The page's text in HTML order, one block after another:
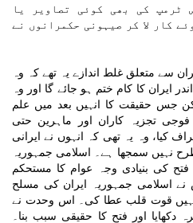
ٹرمپ کی بھی کوئی تصاویر یا
کار لا کر صیہونی حکمرانوں نے
سے متعلق غلط اندازے یہ تھے کہ وہ
ایران کا کام ختم ہو جائے گا اور وہ
جس حقیقت کا انہیں بعد میں علم
تجزیہ کاران اور ماہرین حتی
کیا، وہ یہ تھی کہ انہوں نے ایرانی
نہیں سمجھا ہے۔ اسلامی جمہوریہ
کی بنیادی وجہ عوام کا مستحکم
اسلامی جمہوریہ ایران کی مسلح
انہیں قوت قلب عطا کی۔ اس وحدت نے
دکھایا اور فتح کا حقیقی سبب بنا۔